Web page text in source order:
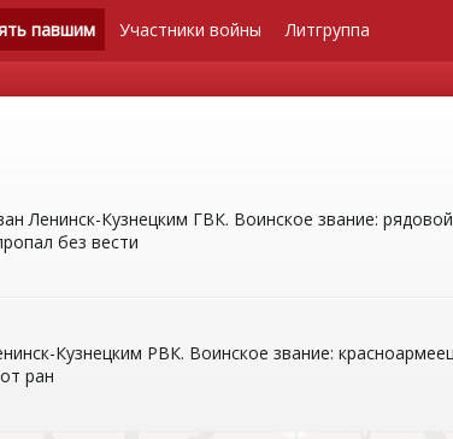
павшим Участники войны Литгруппа
Ленинск-Кузнецким ГВК. Воинское звание:
без вести
Кузнецким РВК. Воинское звание:
ран